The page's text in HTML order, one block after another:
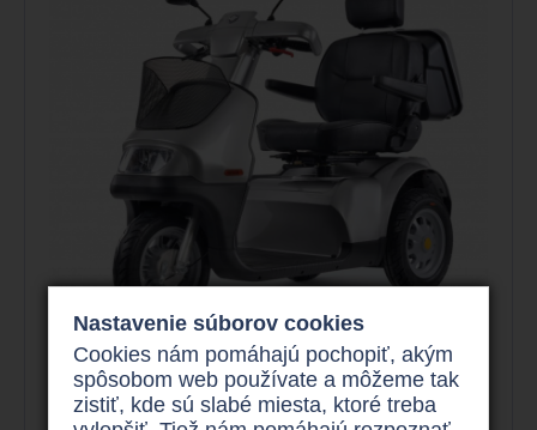
Elektro trojkolka
Nastavenie súborov cookies
Cookies nám pomáhajú pochopiť, akým
spôsobom web používate a môžeme tak
zistiť, kde sú slabé miesta, ktoré treba